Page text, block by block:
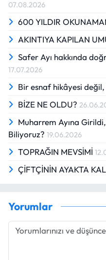
07.08.2026
600 YILDIR
AKINTIYA KAPILAN
Safer Ayı hakkında
17.07.2026
Bir esnaf hikâyesi
BİZE NE OLDU?
Muharrem Ayına
Biliyoruz? 19.06.2026
TOPRAĞIN MEVSİMİ
ÇİFTÇİNİN AYAKTA
Yorumlar